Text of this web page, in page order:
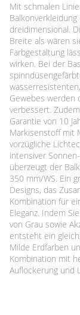
Mit schmalen
dreidimensional.
Breite als wären
Farbgestaltung
wirken. Bei der
Gewebes werden
verbessert.
Garantie von 10
Markisenstoff mit
vorzügliche
intensiver
überzeugt der
350 mm/WS. Ein
Designs, das
Kombination für
Eleganz. Indem
von Grau sowie
entsteht ein
Milde Erdfarben
Kombination mit
Auflockerung und